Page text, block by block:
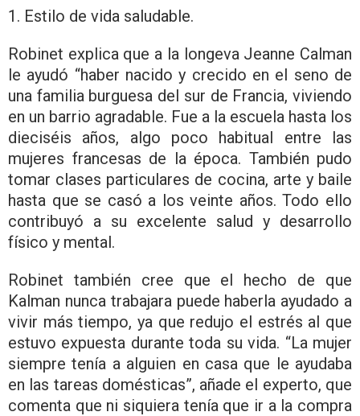
1. Estilo de vida saludable.
Robinet explica que a la longeva Jeanne Calman
le ayudó “haber nacido y crecido en el seno de
una familia burguesa del sur de Francia, viviendo
en un barrio agradable. Fue a la escuela hasta los
dieciséis años, algo poco habitual entre las
mujeres francesas de la época. También pudo
tomar clases particulares de cocina, arte y baile
hasta que se casó a los veinte años. Todo ello
contribuyó a su excelente salud y desarrollo
físico y mental.
Robinet también cree que el hecho de que
Kalman nunca trabajara puede haberla ayudado a
vivir más tiempo, ya que redujo el estrés al que
estuvo expuesta durante toda su vida. “La mujer
siempre tenía a alguien en casa que le ayudaba
en las tareas domésticas”, añade el experto, que
comenta que ni siquiera tenía que ir a la compra